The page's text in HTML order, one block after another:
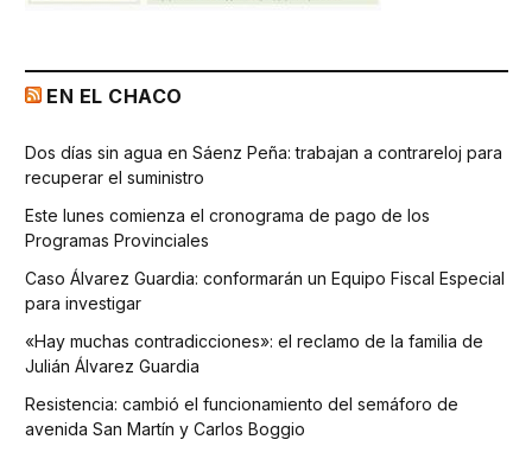
EN EL CHACO
Dos días sin agua en Sáenz Peña: trabajan a contrareloj para
recuperar el suministro
Este lunes comienza el cronograma de pago de los
Programas Provinciales
Caso Álvarez Guardia: conformarán un Equipo Fiscal Especial
para investigar
«Hay muchas contradicciones»: el reclamo de la familia de
Julián Álvarez Guardia
Resistencia: cambió el funcionamiento del semáforo de
avenida San Martín y Carlos Boggio